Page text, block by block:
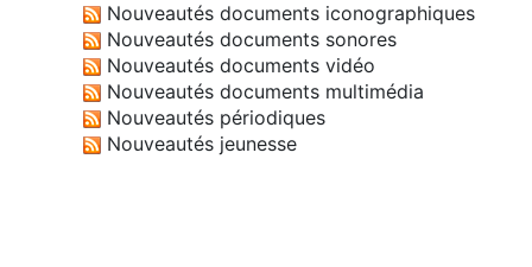
Nouveautés documents iconographiques
Nouveautés documents sonores
Nouveautés documents vidéo
Nouveautés documents multimédia
Nouveautés périodiques
Nouveautés jeunesse